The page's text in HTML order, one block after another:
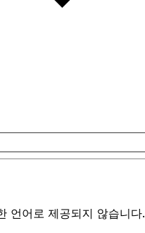
언어로 제공되지 않습니다.